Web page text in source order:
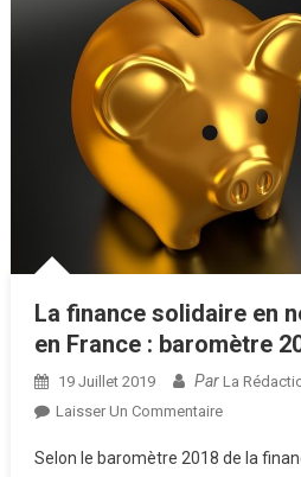
La finance solidaire en
en France : baromètre
19 Juillet 2019 Par La
Laisser Un CommentaireSur
Finance
Selon le baromètre 2018 de la